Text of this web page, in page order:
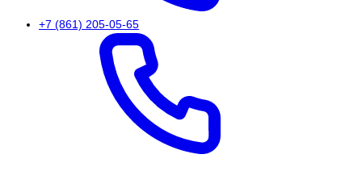
+7 (861) 205-05-65